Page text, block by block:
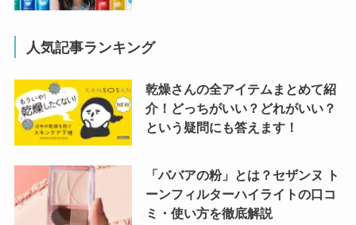
人気記事ランキング
乾燥さんの全アイテムまとめて紹
介！どっちがいい？どれがいい？
という疑問にも答えます！
「ババアの粉」とは？セザンヌ ト
ーンフィルターハイライトの口コ
ミ・使い方を徹底解説